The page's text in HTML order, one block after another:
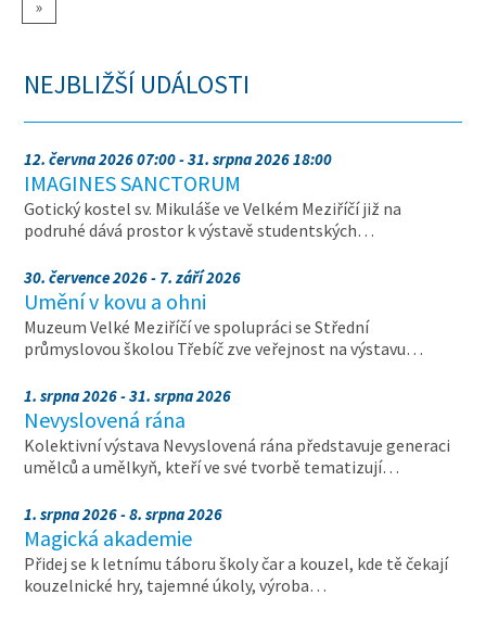
»
NEJBLIŽŠÍ UDÁLOSTI
12. června 2026 07:00 - 31. srpna 2026 18:00
IMAGINES SANCTORUM
Gotický kostel sv. Mikuláše ve Velkém Meziříčí již na
podruhé dává prostor k výstavě studentských…
30. července 2026 - 7. září 2026
Umění v kovu a ohni
Muzeum Velké Meziříčí ve spolupráci se Střední
průmyslovou školou Třebíč zve veřejnost na výstavu…
1. srpna 2026 - 31. srpna 2026
Nevyslovená rána
Kolektivní výstava Nevyslovená rána představuje generaci
umělců a umělkyň, kteří ve své tvorbě tematizují…
1. srpna 2026 - 8. srpna 2026
Magická akademie
Přidej se k letnímu táboru školy čar a kouzel, kde tě čekají
kouzelnické hry, tajemné úkoly, výroba…